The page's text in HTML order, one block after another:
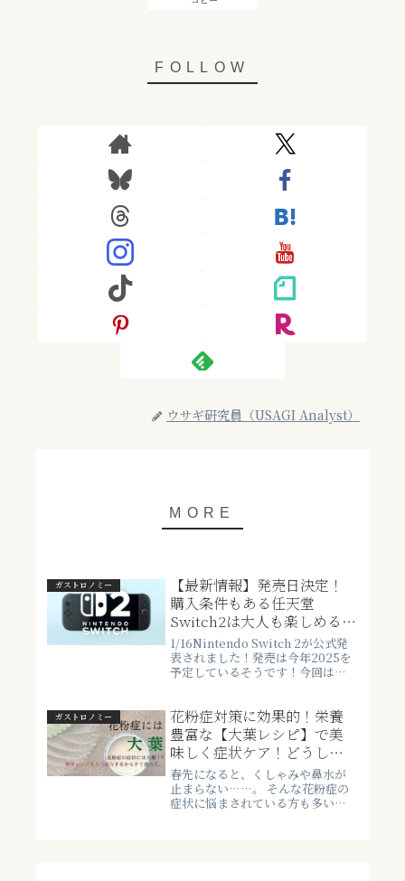
ウサギ研究員（USAGI Analyst）
ガストロノミー
【最新情報】発売日決定！
購入条件もある任天堂
Switch2は大人も楽しめる？
40代向けおすすめゲーム＆
活用法。体験会情報も！
1/16Nintendo Switch 2が公式発
表されました！発売は今年2025を
予定しているそうです！今回は、
49,980円（日本語、国内専用） マ
リオカート ワールド同梱...
ガストロノミー
花粉症対策に効果的！栄養
豊富な【大葉レシピ】で美
味しく症状ケア！どうして
もダメな時は・・・
春先になると、くしゃみや鼻水が
止まらない……。 そんな花粉症の
症状に悩まされている方も多いの